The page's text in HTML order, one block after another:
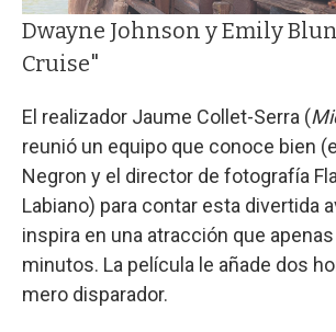
Dwayne Johnson y Emily
Cruise"
El realizador Jaume Collet-Serra (
reunió un equipo que conoce bien
Negron y el director de fotografía
Labiano) para contar esta divertida
inspira en una atracción que
minutos. La película le añade dos
mero disparador.